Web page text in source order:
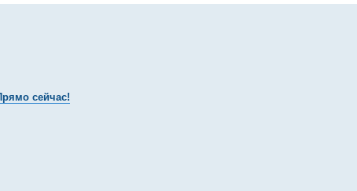
сейчас!